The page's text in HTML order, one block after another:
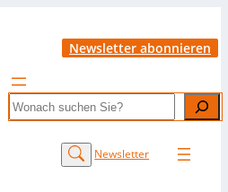
Newsletter abonnieren
Search
Newsletter